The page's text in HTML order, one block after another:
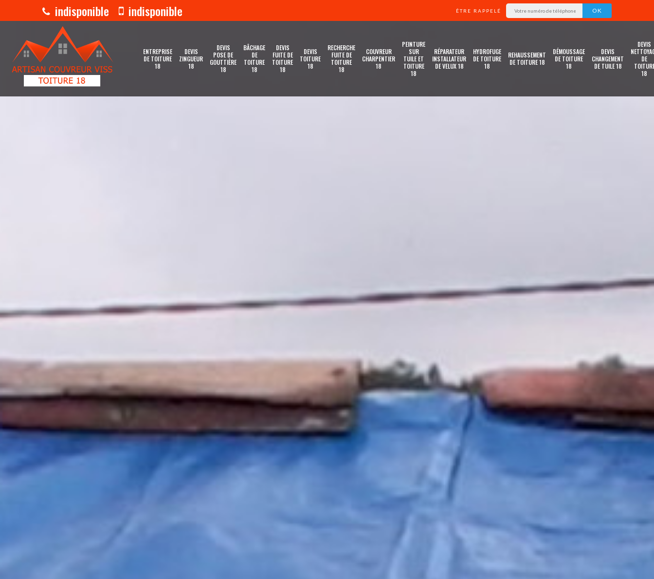
indisponible indisponible ÊTRE RAPPELÉ
ENTREPRISE
DE TOITURE
18
DEVIS
ZINGUEUR
18
DEVIS
POSE DE
GOUTTIÈRE
18
BÂCHAGE
DE
TOITURE
18
DEVIS
FUITE DE
TOITURE
18
DEVIS
TOITURE
18
RECHERCHE
FUITE DE
TOITURE
18
COUVREUR
CHARPENTIER
18
PEINTURE
SUR
TUILE ET
TOITURE
18
RÉPARATEUR
INSTALLATEUR
DE VELUX 18
HYDROFUGE
DE TOITURE
18
REHAUSSEMENT
DE TOITURE 18
DÉMOUSSAGE
DE TOITURE
18
DEVIS
CHANGEMENT
DE TUILE 18
DEVIS
DE
18